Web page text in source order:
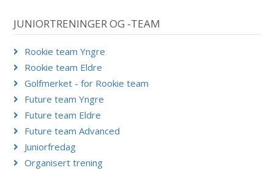
JUNIORTRENINGER OG -TEAM
Rookie team Yngre
Rookie team Eldre
Golfmerket - for Rookie team
Future team Yngre
Future team Eldre
Future team Advanced
Juniorfredag
Organisert trening